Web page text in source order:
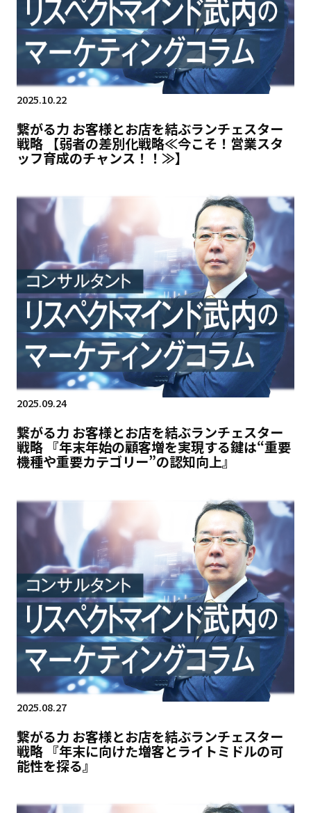
2025.10.22
繋がる力 お客様とお店を結ぶランチェスター
戦略 【弱者の差別化戦略≪今こそ！営業スタ
ッフ育成のチャンス！！≫】
2025.09.24
繋がる力 お客様とお店を結ぶランチェスター
戦略 『年末年始の顧客増を実現する鍵は“重要
機種や重要カテゴリー”の認知向上』
2025.08.27
繋がる力 お客様とお店を結ぶランチェスター
戦略 『年末に向けた増客とライトミドルの可
能性を探る』